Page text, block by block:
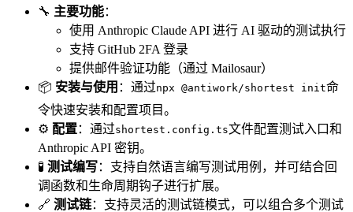
🔧 主要功能：
使用 Anthropic Claude API 进行 AI 驱动的测试执行
支持 GitHub 2FA 登录
提供邮件验证功能（通过 Mailosaur）
📦 安装与使用 ：通过npx @antiwork/shortest init命
令快速安装和配置项目。
⚙️ 配置：通过shortest.config.ts文件配置测试入口和
Anthropic API 密钥。
🧪 测试编写：支持自然语言编写测试用例，并可结合回
调函数和生命周期钩子进行扩展。
🔗 测试链：支持灵活的测试链模式，可以组合多个测试